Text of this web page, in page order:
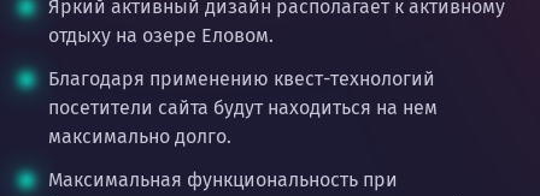
Яркий активный дизайн располагает к активному
отдыху на озере Еловом.
Благодаря применению квест-технологий
посетители сайта будут находиться на нем
максимально долго.
Максимальная функциональность при